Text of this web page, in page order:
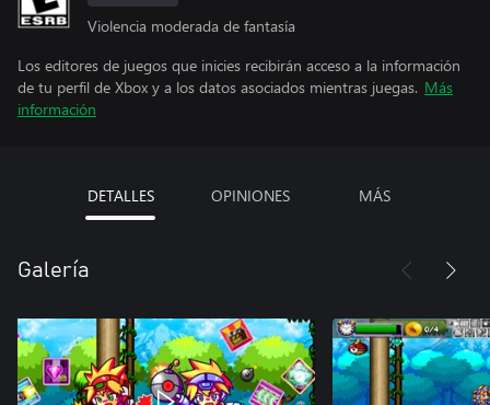
Violencia moderada de fantasía
Los editores de juegos que inicies recibirán acceso a la información
de tu perfil de Xbox y a los datos asociados mientras juegas. Más
información
DETALLES OPINIONES MÁS
Galería